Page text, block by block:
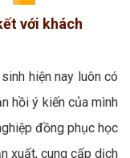
với khách
hiện nay luôn có
hồi ý kiến của mình
đồng phục học
xuất, cung cấp dịch